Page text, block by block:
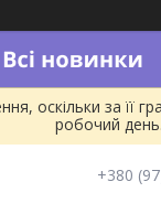
оскільки за її
робочий день.
+380